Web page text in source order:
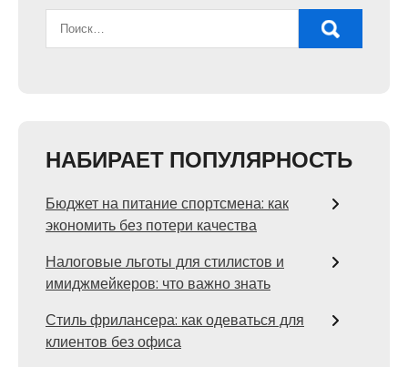
НАБИРАЕТ ПОПУЛЯРНОСТЬ
Бюджет на питание спортсмена: как
экономить без потери качества
Налоговые льготы для стилистов и
имиджмейкеров: что важно знать
Стиль фрилансера: как одеваться для
клиентов без офиса